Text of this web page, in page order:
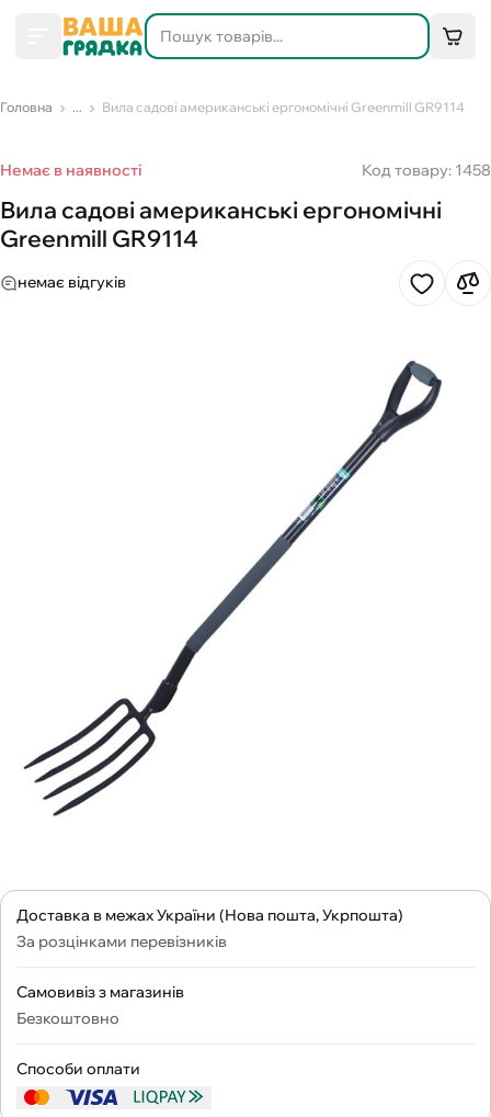
Головна ... Вила садові американські ергономічні Greenmill GR9114
Немає в наявності Код товару: 1458
Вила садові американські ергономічні
Greenmill GR9114
немає відгуків
Доставка в межах України (Нова пошта, Укрпошта)
За розцінками перевізників
Самовивіз з магазинів
Безкоштовно
Способи оплати